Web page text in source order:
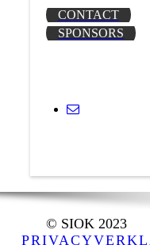
CONTACT
SPONSORS
© SIOK